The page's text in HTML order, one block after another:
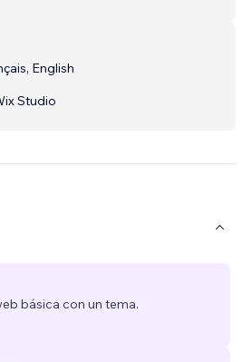
English
Studio
básica con un tema.